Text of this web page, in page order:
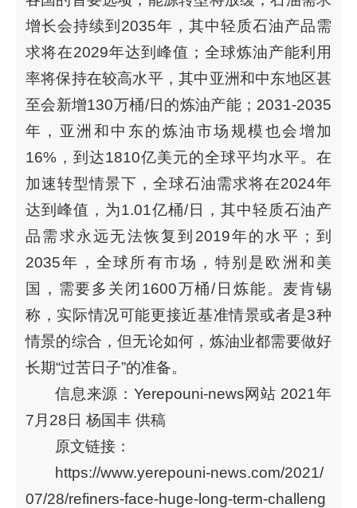
增长会持续到2035年，其中轻质石油产品需
求将在2029年达到峰值；全球炼油产能利用
率将保持在较高水平，其中亚洲和中东地区甚
至会新增130万桶/日的炼油产能；2031-2035
年，亚洲和中东的炼油市场规模也会增加
16%，到达1810亿美元的全球平均水平。在
加速转型情景下，全球石油需求将在2024年
达到峰值，为1.01亿桶/日，其中轻质石油产
品需求永远无法恢复到2019年的水平；到
2035年，全球所有市场，特别是欧洲和美
国，需要多关闭1600万桶/日炼能。麦肯锡
称，实际情况可能更接近基准情景或者是3种
情景的综合，但无论如何，炼油业都需要做好
长期“过苦日子”的准备。
信息来源：Yerepouni-news网站 2021年
7月28日 杨国丰 供稿
原文链接：
https://www.yerepouni-news.com/2021/
07/28/refiners-face-huge-long-term-challeng